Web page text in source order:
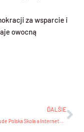
za wsparcie i
owocną
ĎALŠIE
1.12.2012 bude Polska Skola a Internetowa Akademia